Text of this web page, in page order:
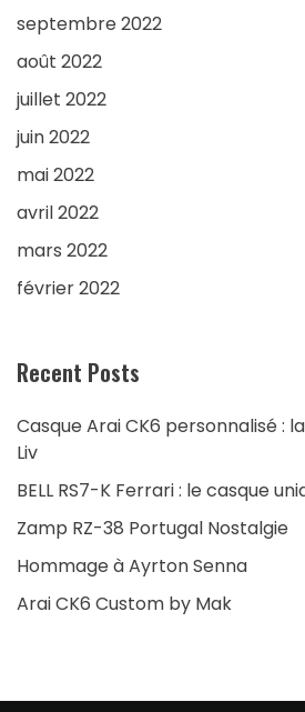
septembre 2022
août 2022
juillet 2022
juin 2022
mai 2022
avril 2022
mars 2022
février 2022
Recent Posts
Casque Arai CK6 personnalisé :
Liv
BELL RS7-K Ferrari : le casque
Zamp RZ-38 Portugal Nostalgie
Hommage à Ayrton Senna
Arai CK6 Custom by Mak